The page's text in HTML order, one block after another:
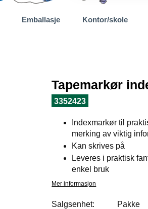
Emballasje Kontor/skole
Tapemarkør
3352423
Indexmarkør til
merking av viktig
Kan skrives på
Leveres i praktisk
enkel bruk
Mer informasjon
Salgsenhet:
Pakke